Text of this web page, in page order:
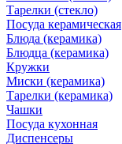
Тарелки (стекло)
Посуда керамическая
Блюда (керамика)
Блюдца (керамика)
Кружки
Миски (керамика)
Тарелки (керамика)
Чашки
Посуда кухонная
Диспенсеры